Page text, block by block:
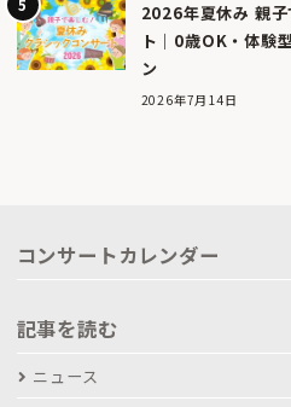
2026年夏休み 親
ト｜0歳OK・体験
ン
2026年7月14日
コンサートカレンダー
記事を読む
ニュース